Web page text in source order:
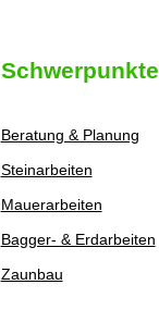
Schwerpunkte
Beratung & Planung
Steinarbeiten
Mauerarbeiten
Bagger- & Erdarbeiten
Zaunbau